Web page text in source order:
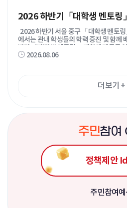
틱톡, 네이버 블로그, 네이버 클립 등 SNS 콘텐츠 제
명 내외 4. 모집대상 가. 만 19세 이상 만 39세 이하인 사람 나. 중구에 관
심이 많고 월 1회 이상 콘텐츠 제작·게시
요 행사 참석이 가능한 사람 라. 본인 명
중인 사람 마. 우대사항 - 중구민 / 중구
인 또는 사업체 종사자 - 팔로워？구독자
평균 1만회 이상 - 특정 분야를 주제로
vMsy) - 지원서 작성하여 이메일
7. 제출서류 : 지원서, 개인정보 수집·이용·제공 동의서
이지 게시) ※ 문의 : 중구청 홍보
2026 하반기「대학생 멘토링
2026 하반기 서울 중구 「대학생 멘토
에서는 관내 학생들의 학력 증진 및 함께
반기 「대학생 멘토링」 대학생 멘토를 아래
동안내 ○ 모집기간 : ~ 2026. 9. 1. (화) ○
회(1시간 이상) 총 30시간 이상 활동, 회
국어·영어·수학·과학·사회·역사 ※그룹
안 책임감을 갖고 끝까지 참여할 수 있는 자 ■ 지원내용 ○ 멘토링 필
5) 및 교육봉사 인정(학교 협의 필요) 처리 ○
방법 ○ 담당자 이메일로 신청서 제출
- 제출서류 : ①지원서(개인정보 수집 및
의서 포함), ②재·휴학증명서 (멘토,멘티
황에 따라 멘토 일부 선발 취소 가능) ※
당자 회신 예정(미수신 시 별도 연락 요청
예정) ○ 사전교육 : 9월 중(예정) 추후 별
2026.08.06
더보기 +
주민참여
정책제안
주민참여예